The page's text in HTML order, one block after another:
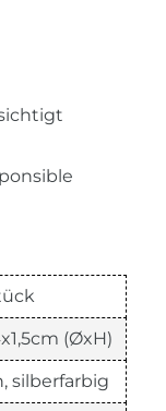
(ØxH)
silberfarbig